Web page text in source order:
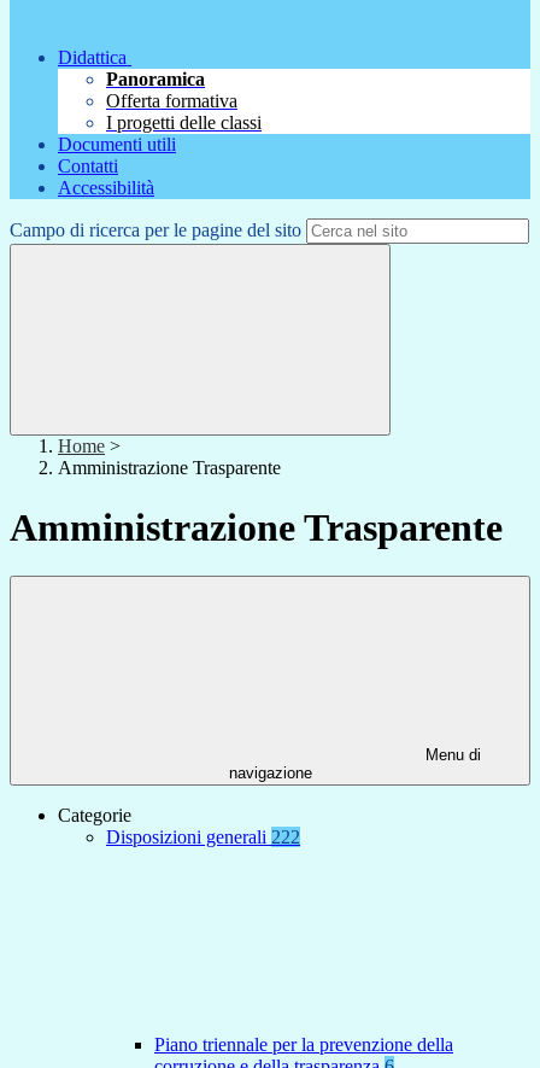
Didattica
Panoramica
Offerta formativa
I progetti delle classi
Documenti utili
Contatti
Accessibilità
Campo di ricerca per le pagine del sito
Home >
Amministrazione Trasparente
Amministrazione Trasparente
Menu di
navigazione
Categorie
Disposizioni generali 222
Piano triennale per la prevenzione della